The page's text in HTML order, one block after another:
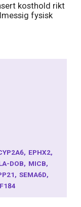
kosthold rikt
fysisk
EPHX2
DOB MICB
SEMA6D